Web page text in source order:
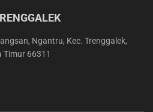
Ngantru, Kec. Trenggalek,
Timur 66311